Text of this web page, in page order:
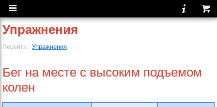
Упражнения
Перейти: Упражнения
Бег на месте с высоким подъемом
колен